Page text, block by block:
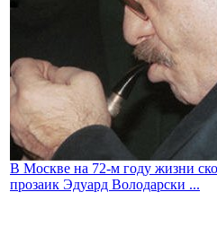
В Москве на 72-м году жизни
прозаик Эдуард Володарски ...